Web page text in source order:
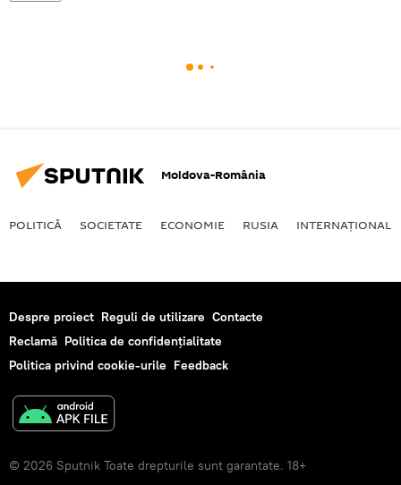
Moldova-România
POLITICĂ SOCIETATE ECONOMIE RUSIA INTERNAŢIONAL
Despre proiect Reguli de utilizare Contacte
Reclamă Politica de confidențialitate
Politica privind cookie-urile Feedback
© 2026 Sputnik Toate drepturile sunt garantate. 18+